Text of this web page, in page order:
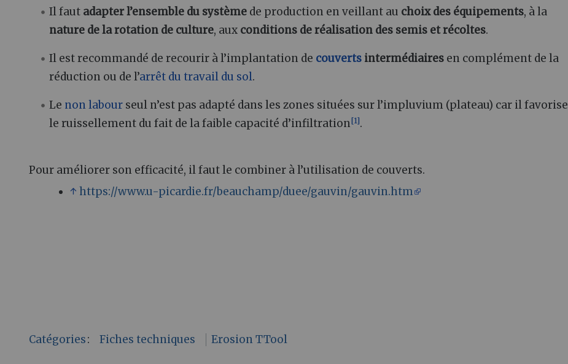
Il faut adapter l’ensemble du système de production en veillant au choix des équipements, à la
nature de la rotation de culture, aux conditions de réalisation des semis et récoltes.
Il est recommandé de recourir à l’implantation de couverts intermédiaires en complément de la
réduction ou de l’arrêt du travail du sol.
Le non labour seul n’est pas adapté dans les zones situées sur l’impluvium (plateau) car il favorise
le ruissellement du fait de la faible capacité d’infiltration[1].
Pour améliorer son efficacité, il faut le combiner à l’utilisation de couverts.
↑ https://www.u-picardie.fr/beauchamp/duee/gauvin/gauvin.htm
Catégories: Fiches techniques Erosion TTool